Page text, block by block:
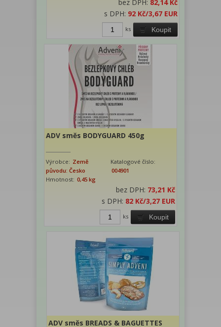
bez DPH: 82,14 Kč
s DPH: 92 Kč/3,67 EUR
Koupit
ks
ADV směs BODYGUARD 450g
Výrobce: Země
původu: Česko
Katalogové číslo:
004901
Hmotnost: 0,45 kg
bez DPH: 73,21 Kč
s DPH: 82 Kč/3,27 EUR
Koupit
ks
ADV směs BREADS & BAGUETTES